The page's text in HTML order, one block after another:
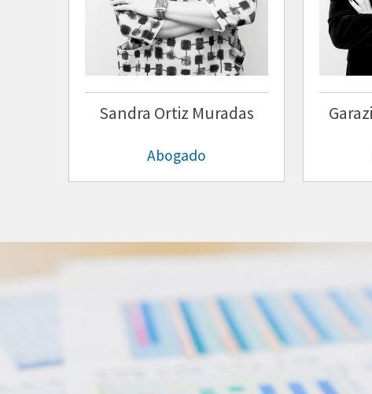
Sandra Ortiz Muradas
Abogado